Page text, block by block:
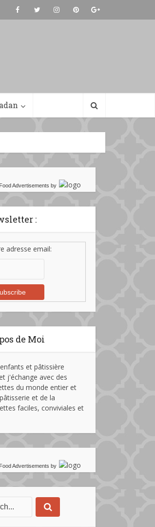
Food Advertisements by
:
adresse email:
de Moi
et pâtissière
j'échange avec des
du monde entier et
et de la
faciles, conviviales et
Food Advertisements by